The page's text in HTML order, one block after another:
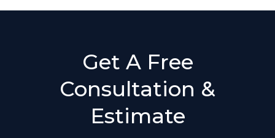
Get A Free
Consultation &
Estimate